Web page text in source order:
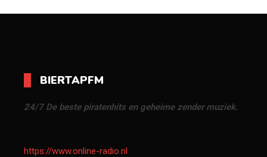
BIERTAPFM
24/7 De beste piratenhits en geheime zender muziek.
https://www.online-radio.nl